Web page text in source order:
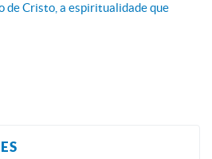
de Cristo, a espiritualidade que